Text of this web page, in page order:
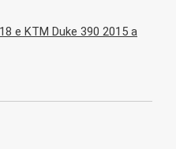
e KTM Duke 390 2015 a